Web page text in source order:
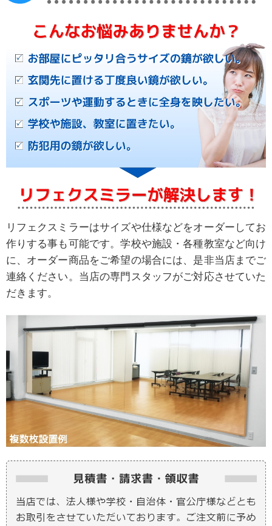
リフェクスミラーはサイズや仕様などをオーダーしてお
作りする事も可能です。学校や施設・各種教室など向け
に、オーダー商品をご希望の場合には、是非当店までご
連絡ください。当店の専門スタッフがご対応させていた
だきます。